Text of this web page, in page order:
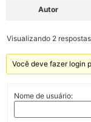
Autor
Visualizando 2
Você deve fazer login
Nome de usuário: